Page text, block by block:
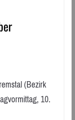
(Bezirk
10.